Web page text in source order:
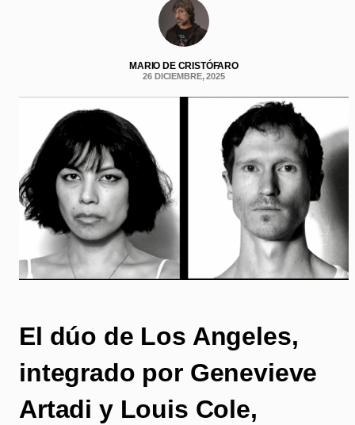
MARIO DE CRISTÓFARO
26 DICIEMBRE, 2025
El dúo de Los Angeles,
integrado por Genevieve
Artadi y Louis Cole,